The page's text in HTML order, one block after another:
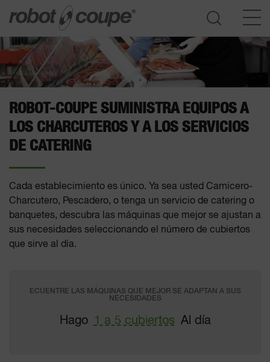
ROBOT-COUPE SUMINISTRA EQUIPOS A
LOS CHARCUTEROS Y A LOS SERVICIOS
DE CATERING
Cada establecimiento es único. Ya sea usted Carnicero-
Charcutero, Pescadero, o tenga un servicio de catering o
banquetes, descubra las máquinas que mejor se ajustan a
sus necesidades seleccionando el número de cubiertos
que sirve al día.
ECUENTRE LAS MÁQUINAS QUE MEJOR SE ADAPTAN A SUS
NECESIDADES
Hago 1 a 5 cubiertos Al día
Acceder a la guía de selección